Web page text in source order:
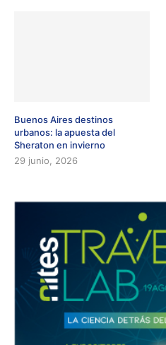
Buenos Aires destinos
urbanos: la apuesta del
Sheraton en invierno
29 junio, 2026